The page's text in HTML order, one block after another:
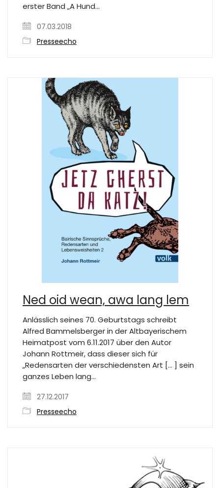
erster Band „A Hund…
07.03.2018
Presseecho
Ned oid wean, awa lang lem
Anlässlich seines 70. Geburtstags schreibt
Alfred Bammelsberger in der Altbayerischem
Heimatpost vom 6.11.2017 über den Autor
Johann Rottmeir, dass dieser sich für
„Redensarten der verschiedensten Art [… ] sein
ganzes Leben lang…
27.12.2017
Presseecho